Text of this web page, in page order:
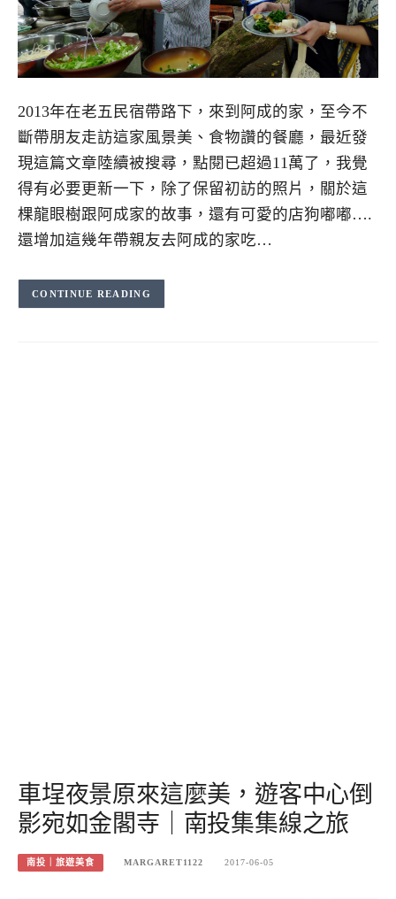
2013年在老五民宿帶路下，來到阿成的家，至今不
斷帶朋友走訪這家風景美、食物讚的餐廳，最近發
現這篇文章陸續被搜尋，點閱已超過11萬了，我覺
得有必要更新一下，除了保留初訪的照片，關於這
棵龍眼樹跟阿成家的故事，還有可愛的店狗嘟嘟….
還增加這幾年帶親友去阿成的家吃…
CONTINUE READING
車埕夜景原來這麼美，遊客中心倒
影宛如金閣寺｜南投集集線之旅
南投｜旅遊美食 MARGARET1122 2017-06-05